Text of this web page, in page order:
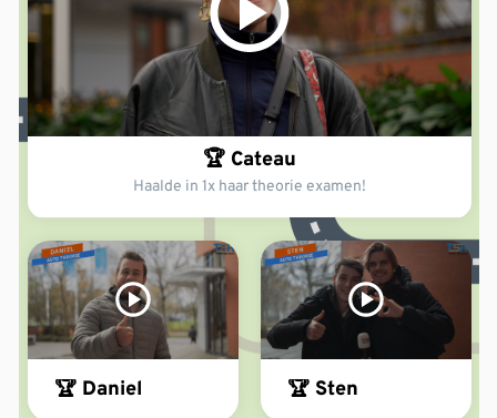
🏆 Cateau
Haalde in 1x haar theorie examen!
🏆 Daniel 🏆 Sten